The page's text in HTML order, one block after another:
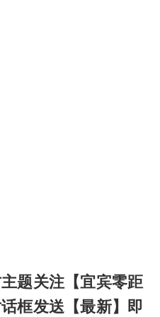
题关注【宜宾零距
框发送【最新】即